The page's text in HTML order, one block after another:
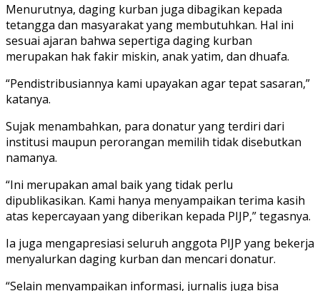
Menurutnya, daging kurban juga dibagikan kepada
tetangga dan masyarakat yang membutuhkan. Hal ini
sesuai ajaran bahwa sepertiga daging kurban
merupakan hak fakir miskin, anak yatim, dan dhuafa.
“Pendistribusiannya kami upayakan agar tepat sasaran,”
katanya.
Sujak menambahkan, para donatur yang terdiri dari
institusi maupun perorangan memilih tidak disebutkan
namanya.
“Ini merupakan amal baik yang tidak perlu
dipublikasikan. Kami hanya menyampaikan terima kasih
atas kepercayaan yang diberikan kepada PIJP,” tegasnya.
Ia juga mengapresiasi seluruh anggota PIJP yang bekerja
menyalurkan daging kurban dan mencari donatur.
“Selain menyampaikan informasi, jurnalis juga bisa